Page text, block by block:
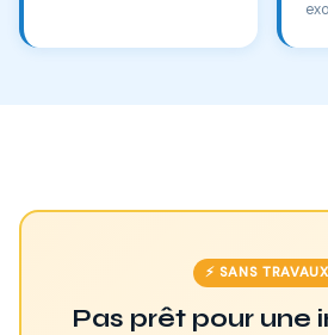
⚡ SANS TRAVAUX
Pas prêt pour une